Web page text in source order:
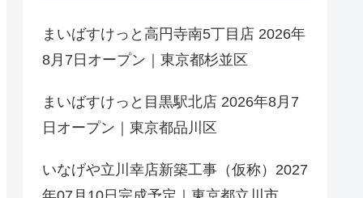
まいばすけっと高円寺南5丁目店 2026年
8月7日オープン｜東京都杉並区
まいばすけっと目黒駅北店 2026年8月7
日オープン｜東京都品川区
いなげや立川幸店新築工事（仮称）2027